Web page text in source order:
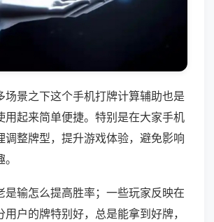
场景之下这个手机打牌计算辅助也是
用起来简单便捷。特别是在大家手机
调整牌型，提升游戏体验，避免影响
是输怎么提高胜率；一些玩家反映在
户的牌特别好，总是能拿到好牌，